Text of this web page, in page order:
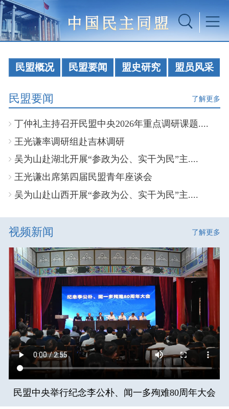
民盟概况 民盟要闻 盟史研究 盟员风采
民盟要闻 了解更多
丁仲礼主持召开民盟中央2026年重点调研课题....
王光谦率调研组赴吉林调研
吴为山赴湖北开展“参政为公、实干为民”主....
王光谦出席第四届民盟青年座谈会
吴为山赴山西开展“参政为公、实干为民”主....
视频新闻 了解更多
民盟中央举行纪念李公朴、闻一多殉难80周年大会